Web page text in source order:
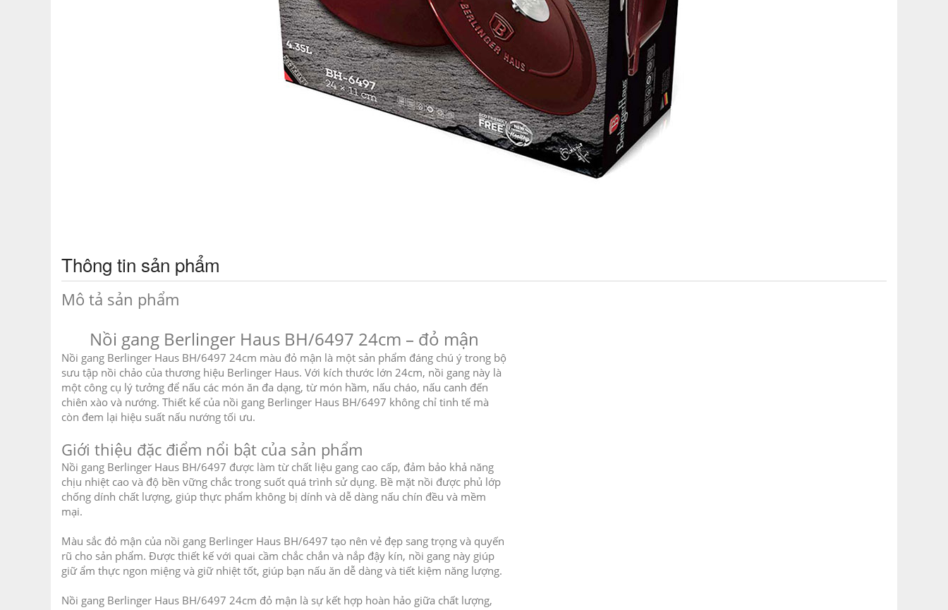
Thông tin sản phẩm
Mô tả sản phẩm
Nồi gang Berlinger Haus BH/6497 24cm – đỏ mận
Nồi gang Berlinger Haus BH/6497 24cm màu đỏ mận là một sản phẩm đáng chú ý trong bộ
sưu tập nồi chảo của thương hiệu Berlinger Haus. Với kích thước lớn 24cm, nồi gang này là
một công cụ lý tưởng để nấu các món ăn đa dạng, từ món hầm, nấu cháo, nấu canh đến
chiên xào và nướng. Thiết kế của nồi gang Berlinger Haus BH/6497 không chỉ tinh tế mà
còn đem lại hiệu suất nấu nướng tối ưu.
Giới thiệu đặc điểm nổi bật của sản phẩm
Nồi gang Berlinger Haus BH/6497 được làm từ chất liệu gang cao cấp, đảm bảo khả năng
chịu nhiệt cao và độ bền vững chắc trong suốt quá trình sử dụng. Bề mặt nồi được phủ lớp
chống dính chất lượng, giúp thực phẩm không bị dính và dễ dàng nấu chín đều và mềm
mại.
Màu sắc đỏ mận của nồi gang Berlinger Haus BH/6497 tạo nên vẻ đẹp sang trọng và quyến
rũ cho sản phẩm. Được thiết kế với quai cầm chắc chắn và nắp đậy kín, nồi gang này giúp
giữ ẩm thực ngon miệng và giữ nhiệt tốt, giúp bạn nấu ăn dễ dàng và tiết kiệm năng lượng.
Nồi gang Berlinger Haus BH/6497 24cm đỏ mận là sự kết hợp hoàn hảo giữa chất lượng,